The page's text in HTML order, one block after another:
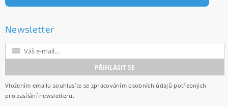
Newsletter
Vložením emailu souhlasíte se zpracováním osobních údajů potřebných
pro zasílání newsletterů.